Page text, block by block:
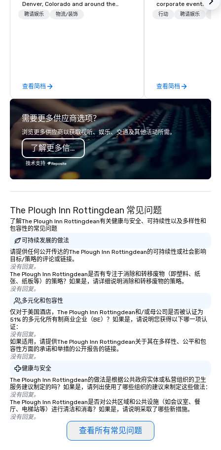
Denver, Colorado and around the
world. We can rock any type of party
聘请娱乐 物流/装饰
查看简档
corporate events
We operate in 300+
initiatives,
offsite programming,
group activities, all
seamlessly into
retreats, and
Programs can be
technology, staffing,
execution—making it
impact events
We’re proud to be
flexibility, and reliable
行动 聘请娱乐
查看简档
需要更多供应商选项？
浏览更多供应商以获取视听、娱乐、交通及其他活动所需。
了解更多信息
技术支持
The Plough Inn Rottingdean 常见问题
了解The Plough Inn Rottingdean有关健康与安全、可持续性以及多样性和
包容性的常见问题
可持续发展的做法
请提供任何公开传达的The Plough Inn Rottingdean的可持续性或社会影响
目标/策略的评论或链接。
没有回复。
The Plough Inn Rottingdean是否有专注于消除和转移废物（即塑料、纸
张、纸板等）的策略？如果是，请详细说明消除和转移废物的策略。
没有回复。
多元化和包容性
仅对于美国酒店，The Plough Inn Rottingdean和/或母公司是否被认证为
51% 的多元化所有制商业企业（BE）？如果是，请说明您获得以下哪一项认
证：
没有回复。
如果适用，请提供The Plough Inn Rottingdean关于其在多样性、公平和包
容性方面的承诺和举措的公开报告的链接。
没有回复。
健康与安全
The Plough Inn Rottingdean的做法是根据公共政府实体或私营组织的卫生
服务建议制定的吗？如果是，请列出使用了哪些组织的建议来制定这些做法：
没有回复。
The Plough Inn Rottingdean是否对公共区域和公共设施（如会议室、餐
厅、电梯站等）进行清洁和消毒？如果是，请说明采取了哪些新措施。
没有回复。
查看所有常见问题